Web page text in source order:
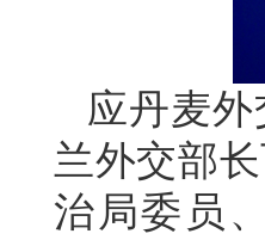
应丹麦
兰外交部
治局委员